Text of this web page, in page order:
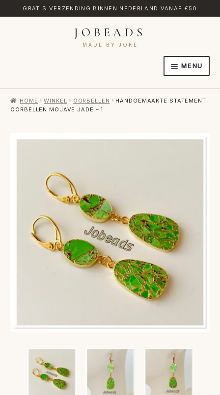
GRATIS VERZENDING BINNEN NEDERLAND VANAF €50
JOBEADS
MADE BY JOKE
MENU
AFREKENEN
RETOURNEREN
VERLANGLIJST
VERZENDKOSTEN
VOLG BESTELLING
HOME WINKEL OORBELLEN
HANDGEMAAKTE STATEMENT
OORBELLEN MOJAVE JADE – 1